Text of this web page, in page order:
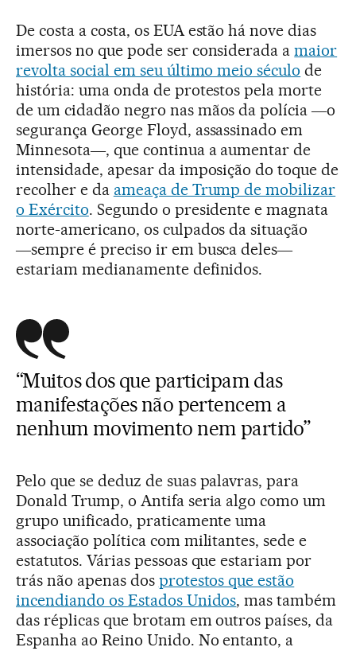
De costa a costa, os EUA estão há nove dias
imersos no que pode ser considerada amaior
revolta social em seu último meio século de
história: uma onda de protestos pela morte
de um cidadão negro nas mãos da polícia ―o
segurança George Floyd, assassinado em
Minnesota―, que continua a aumentar de
intensidade, apesar da imposição do toque de
recolher e da ameaça de Trump de mobilizar
o Exército. Segundo o presidente e magnata
norte-americano, os culpados da situação
―sempre é preciso ir em busca deles―
estariam medianamente definidos.
“Muitos dos que participam das
manifestações não pertencem a
nenhum movimento nem partido”
Pelo que se deduz de suas palavras, para
Donald Trump, o Antifa seria algo como um
grupo unificado, praticamente uma
associação política com militantes, sede e
estatutos. Várias pessoas que estariam por
trás não apenas dos protestos que estão
incendiando os Estados Unidos, mas também
das réplicas que brotam em outros países, da
Espanha ao Reino Unido. No entanto, a